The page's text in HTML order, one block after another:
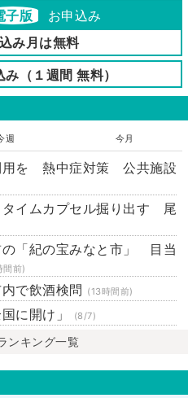
子版
お申込み
み月は無料
（１週間 無料）
週 今月
用を 熱中症対策 公共施設
イムカプセル掘り出す 尾
「紀の宝みなと市」 目当
間前)
で飲酒検問 (13時間前)
に開け」 (8/7)
ンキング一覧